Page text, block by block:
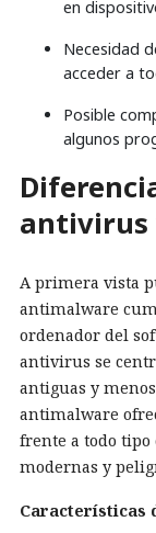
en
Necesidad
acceder a
Posible
algunos
antivirus
A primera vista
antimalware
ordenador del
antivirus se
antiguas y
antimalware
frente a todo
modernas y
Características